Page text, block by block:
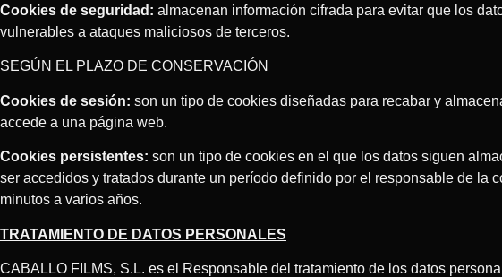
Cookies de seguridad: almacenan información cifrada para evitar que los
vulnerables a ataques maliciosos de terceros.
SEGÚN EL PLAZO DE CONSERVACIÓN
Cookies de sesión: son un tipo de cookies diseñadas para recabar y
accede a una página web.
Cookies persistentes: son un tipo de cookies en el que los datos siguen
ser accedidos y tratados durante un período definido por el responsable de la
minutos a varios años.
TRATAMIENTO DE DATOS PERSONALES
CABALLO FILMS, S.L. es el Responsable del tratamiento de los datos